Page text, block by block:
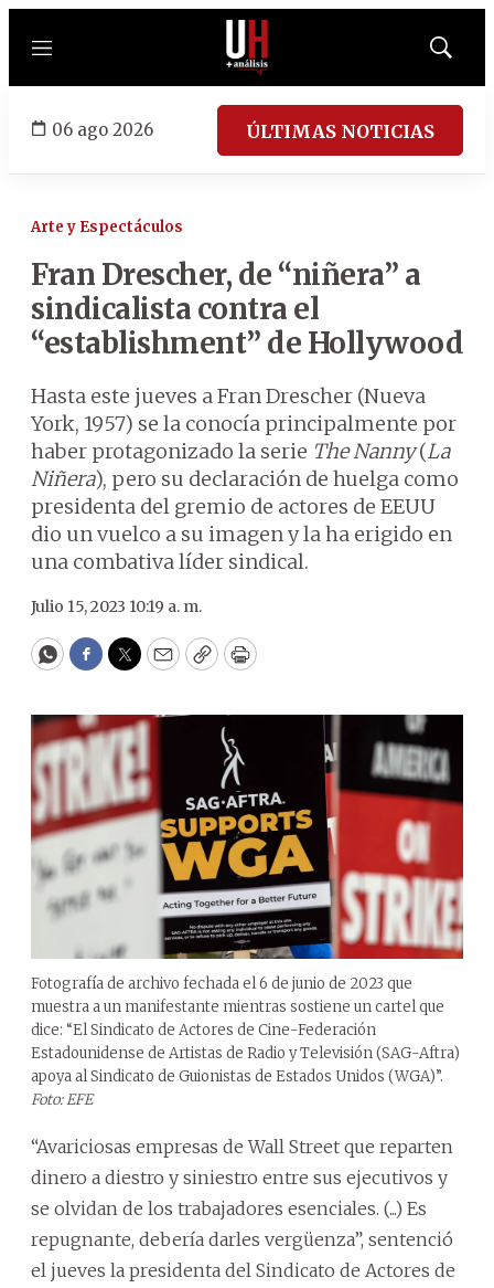
Menú
Mostrar
06 ago 2026 ÚLTIMAS NOTICIAS
Arte y Espectáculos
Fran Drescher, de “niñera” a
sindicalista contra el
“establishment” de Hollywood
Hasta este jueves a Fran Drescher (Nueva
York, 1957) se la conocía principalmente por
haber protagonizado la serie The Nanny(La
Niñera), pero su declaración de huelga como
presidenta del gremio de actores de EEUU
dio un vuelco a su imagen y la ha erigido en
una combativa líder sindical.
Julio 15, 2023 10:19 a. m.
WhatsApp
Facebook
Twitter
EmailCopyPrint
Fotografía de archivo fechada el 6 de junio de 2023 que
muestra a un manifestante mientras sostiene un cartel que
dice: “El Sindicato de Actores de Cine-Federación
Estadounidense de Artistas de Radio y Televisión (SAG-Aftra)
apoya al Sindicato de Guionistas de Estados Unidos (WGA)”.
Foto: EFE
“Avariciosas empresas de Wall Street que reparten
dinero a diestro y siniestro entre sus ejecutivos y
se olvidan de los trabajadores esenciales. (...) Es
repugnante, debería darles vergüenza”, sentenció
el jueves la presidenta del Sindicato de Actores de